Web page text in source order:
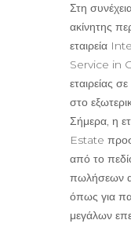
Στη
ακίνητης
εταιρεία
Service in
εταιρείας
στο
Σήμερα, η
Estate
από το
πωλήσεων
όπως για
μεγάλων